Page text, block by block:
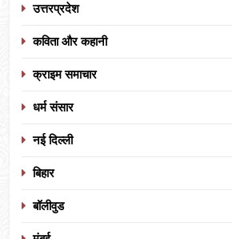
उत्तरप्रदेश
कविता और कहानी
क्राइम समाचार
धर्म संसार
नई दिल्ली
बिहार
बॉलीवुड